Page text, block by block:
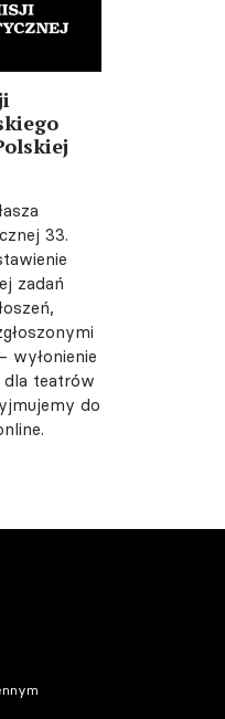
–
33.
zadań
wyłonienie
dla teatrów
do